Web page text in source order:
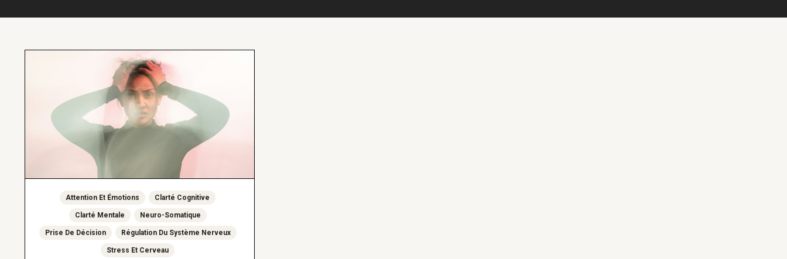
Attention Et Émotions Clarté Cognitive
Clarté Mentale Neuro-Somatique
Prise De Décision Régulation Du Système Nerveux
Stress Et Cerveau